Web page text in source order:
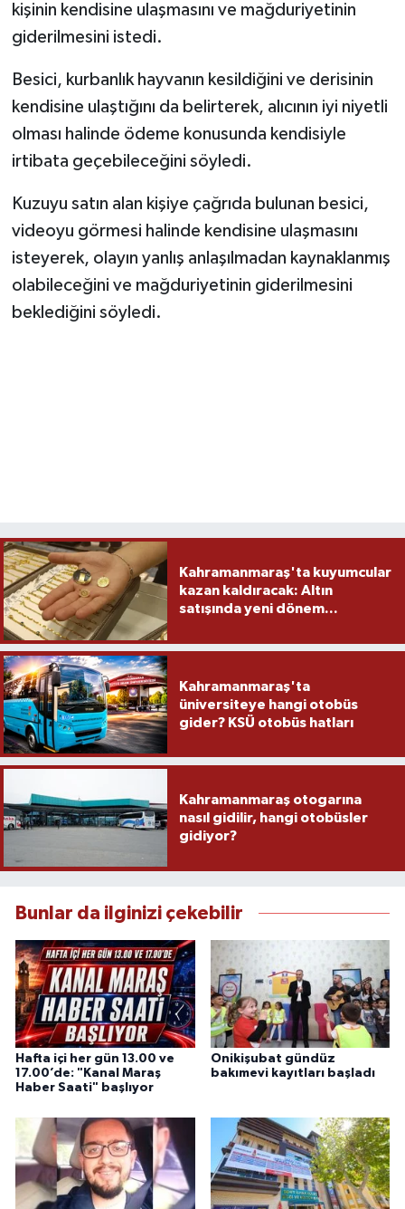
kişinin kendisine ulaşmasını ve mağduriyetinin
giderilmesini istedi.
Besici, kurbanlık hayvanın kesildiğini ve derisinin
kendisine ulaştığını da belirterek, alıcının iyi niyetli
olması halinde ödeme konusunda kendisiyle
irtibata geçebileceğini söyledi.
Kuzuyu satın alan kişiye çağrıda bulunan besici,
videoyu görmesi halinde kendisine ulaşmasını
isteyerek, olayın yanlış anlaşılmadan kaynaklanmış
olabileceğini ve mağduriyetinin giderilmesini
beklediğini söyledi.
Kahramanmaraş'ta kuyumcular
kazan kaldıracak: Altın
satışında yeni dönem...
Kahramanmaraş'ta
üniversiteye hangi otobüs
gider? KSÜ otobüs hatları
Kahramanmaraş otogarına
nasıl gidilir, hangi otobüsler
gidiyor?
Bunlar da ilginizi çekebilir
Hafta içi her gün 13.00 ve
17.00’de: "Kanal Maraş
Haber Saati" başlıyor
Onikişubat gündüz
bakımevi kayıtları başladı